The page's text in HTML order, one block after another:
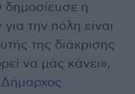
δημοσίευσε η
την πόλη είναι
της διάκρισης
να μάς κάνει»,
Δήμαρχος